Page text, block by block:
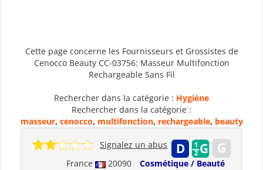
Cette page concerne les Fournisseurs et Grossistes de
Cenocco Beauty CC-03756: Masseur Multifonction
Rechargeable Sans Fil
Rechercher dans la catégorie : Hygiène
Rechercher dans la catégorie :
masseur, cenocco, multifonction, rechargeable, beauty
France 20090 Cosmétique / Beauté
Signalez un abus